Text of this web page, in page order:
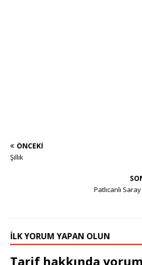
ÖNCEKI
Şıllık
Patlıcanlı
İLK YORUM YAPAN OLUN
Tarif hakkında